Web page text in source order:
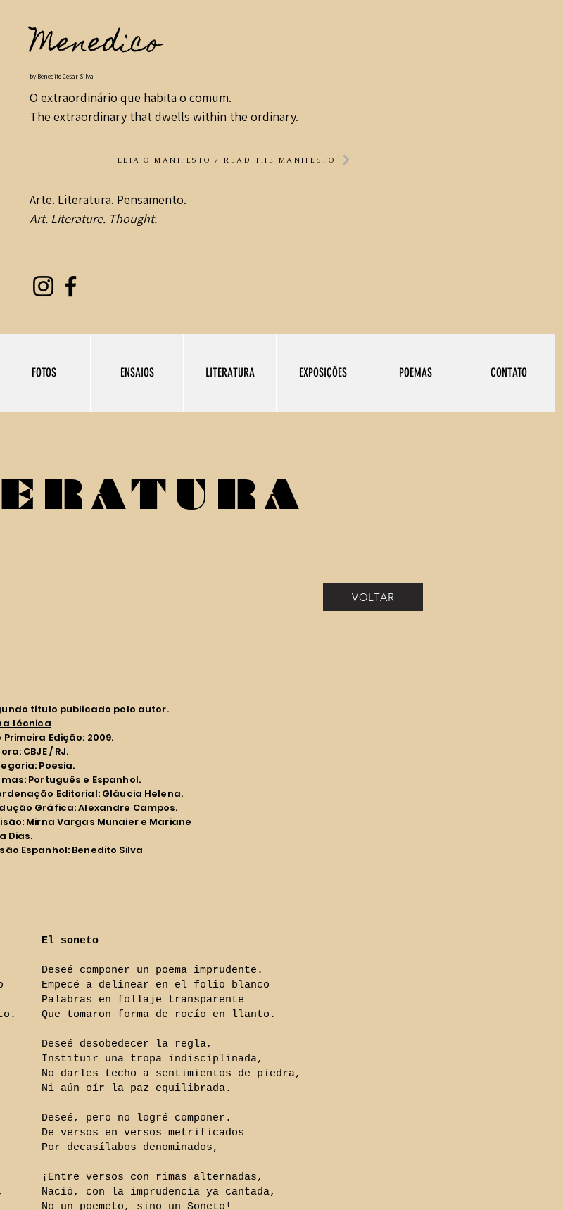
Menedico
by Benedito Cesar Silva
O extraordinário que habita o comum.
The extraordinary that dwells within the ordinary.
LEIA O MANIFESTO / READ THE MANIFESTO
Arte. Literatura. Pensamento.
Art. Literature. Thought.
FOTOS ENSAIOS LITERATURA EXPOSIÇÕES POEMAS CONTATO
título publicado pelo autor.
técnica
Primeira Edição: 2009.
CBJE / RJ.
Poesia.
Português e Espanhol.
Editorial: Gláucia Helena.
Gráfica: Alexandre Campos.
Mirna Vargas Munaier e Mariane
Dias.
Espanhol: Benedito Silva
VOLTAR
El soneto
Deseé componer un poema imprudente.
Empecé a delinear en el folio blanco
Palabras en follaje transparente
Que tomaron forma de rocío en llanto.
Deseé desobedecer la regla,
Instituir una tropa indisciplinada,
No darles techo a sentimientos de piedra,
Ni aún oír la paz equilibrada.
Deseé, pero no logré componer.
De versos en versos metrificados
Por decasílabos denominados,
¡Entre versos con rimas alternadas,
Nació, con la imprudencia ya cantada,
No un poemeto, sino un Soneto!